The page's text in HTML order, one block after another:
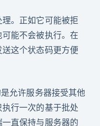
。正如它可能被拒
能不会被执行。在
这个状态码更方便
允许服务器接受其他
行一次的基于批处
直保持与服务器的